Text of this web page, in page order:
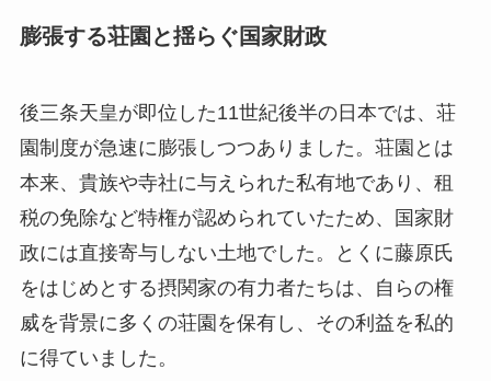
膨張する荘園と揺らぐ国家財政
後三条天皇が即位した11世紀後半の日本では、荘
園制度が急速に膨張しつつありました。荘園とは
本来、貴族や寺社に与えられた私有地であり、租
税の免除など特権が認められていたため、国家財
政には直接寄与しない土地でした。とくに藤原氏
をはじめとする摂関家の有力者たちは、自らの権
威を背景に多くの荘園を保有し、その利益を私的
に得ていました。